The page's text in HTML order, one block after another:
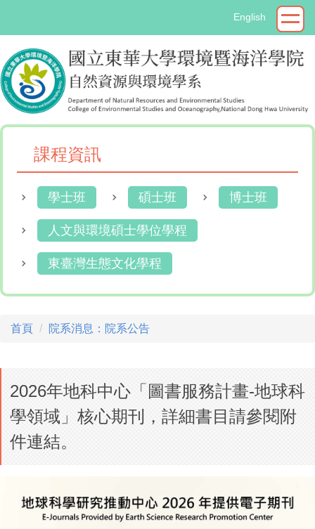
要
內
容
區
English
課程資訊
學士班 碩士班 博士班
人文與環境碩士學位學程
東臺灣生態文化學程
首頁 院系消息：院系公告
2026年地科中心「圖書服務計畫-地球科
學領域」核心期刊，詳細書目請參閱附
件連結。